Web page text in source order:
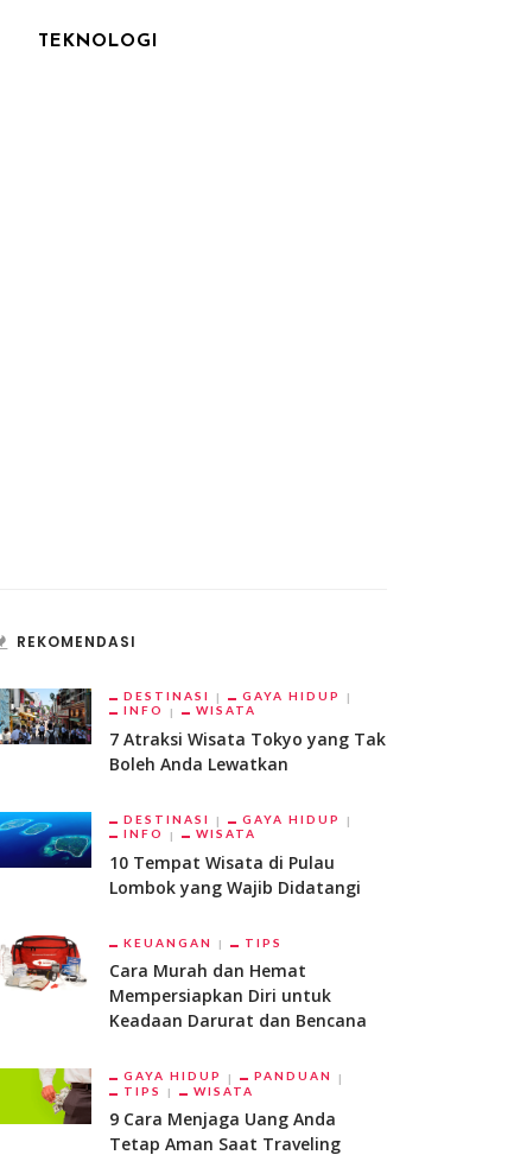
TEKNOLOGI
REKOMENDASI
DESTINASI
GAYA HIDUP
INFO
WISATA
7 Atraksi Wisata Tokyo yang Tak
Boleh Anda Lewatkan
DESTINASI
GAYA HIDUP
INFO
WISATA
10 Tempat Wisata di Pulau
Lombok yang Wajib Didatangi
KEUANGAN TIPS
Cara Murah dan Hemat
Mempersiapkan Diri untuk
Keadaan Darurat dan Bencana
GAYA HIDUP
PANDUAN
TIPS
WISATA
9 Cara Menjaga Uang Anda
Tetap Aman Saat Traveling